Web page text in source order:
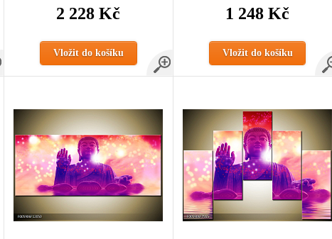
2 228 Kč
Vložit do košíku
1 248 Kč
Vložit do košíku